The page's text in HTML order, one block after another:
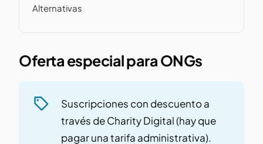
Oferta especial para ONGs
Suscripciones con descuento a
través de Charity Digital (hay que
pagar una tarifa administrativa).
Alternativas